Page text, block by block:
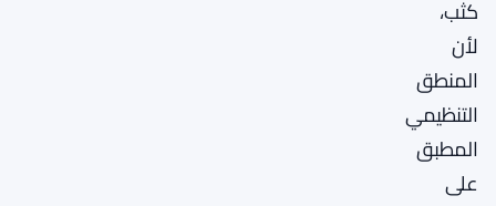
كثب،
لأن
المنطق
التنظيمي
المطبق
على